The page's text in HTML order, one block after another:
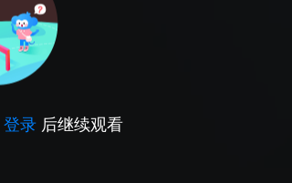
登录 后继续观看